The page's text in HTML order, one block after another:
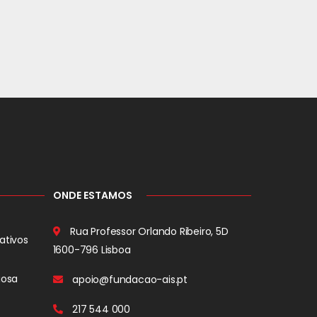
ONDE ESTAMOS
Rua Professor Orlando Ribeiro, 5D
1600-796 Lisboa
apoio@fundacao-ais.pt
217 544 000